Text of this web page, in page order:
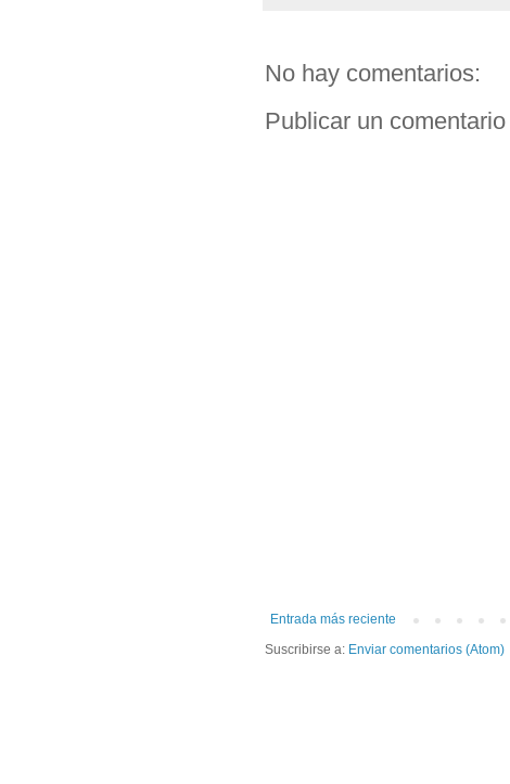
No hay comentarios:
Publicar un comentario
Entrada más reciente
Suscribirse a: Enviar comentarios (Atom)